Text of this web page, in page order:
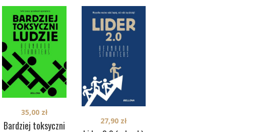
Bardziej toksyczni
35,00 zł
27,90 zł